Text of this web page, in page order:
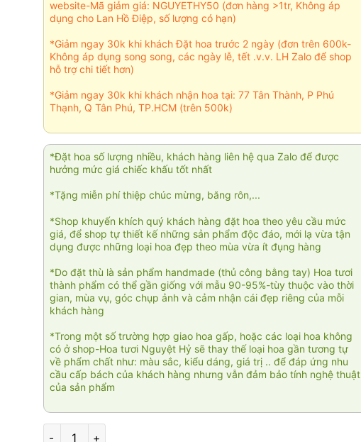
website-Mã giảm giá: NGUYETHY50 (đơn hàng >1tr, Không áp
dụng cho Lan Hồ Điệp, số lượng có hạn)
*Giảm ngay 30k khi khách Đặt hoa trước 2 ngày (đơn trên 600k-
Không áp dụng song song, các ngày lễ, tết .v.v. LH Zalo để shop
hỗ trợ chi tiết hơn)
*Giảm ngay 30k khi khách nhận hoa tại: 77 Tân Thành, P Phú
Thạnh, Q Tân Phú, TP.HCM (trên 500k)
*Đặt hoa số lượng nhiều, khách hàng liên hệ qua Zalo để được
hưởng mức giá chiếc khấu tốt nhất
*Tặng miễn phí thiệp chúc mừng, băng rôn,...
*Shop khuyến khích quý khách hàng đặt hoa theo yêu cầu mức
giá, để shop tự thiết kế những sản phẩm độc đáo, mới lạ vừa tận
dụng được những loại hoa đẹp theo mùa vừa ít đụng hàng
*Do đặt thù là sản phẩm handmade (thủ công bằng tay) Hoa tươi
thành phẩm có thể gần giống với mẫu 90-95%-tùy thuộc vào thời
gian, mùa vụ, góc chụp ảnh và cảm nhận cái đẹp riêng của mỗi
khách hàng
*Trong một số trường hợp giao hoa gấp, hoặc các loại hoa không
có ở shop-Hoa tươi Nguyệt Hỷ sẽ thay thế loại hoa gần tương tự
về phẩm chất như: màu sắc, kiểu dáng, giá trị .. để đáp ứng nhu
cầu cấp bách của khách hàng nhưng vẫn đảm bảo tính nghệ thuật
của sản phẩm
Tỏa nắng số lượng